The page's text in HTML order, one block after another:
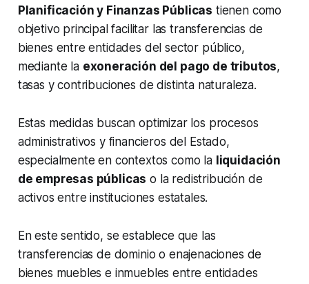
Planificación y Finanzas Públicas tienen como
objetivo principal facilitar las transferencias de
bienes entre entidades del sector público,
mediante la exoneración del pago de tributos,
tasas y contribuciones de distinta naturaleza.
Estas medidas buscan optimizar los procesos
administrativos y financieros del Estado,
especialmente en contextos como la liquidación
de empresas públicas o la redistribución de
activos entre instituciones estatales.
En este sentido, se establece que las
transferencias de dominio o enajenaciones de
bienes muebles e inmuebles entre entidades